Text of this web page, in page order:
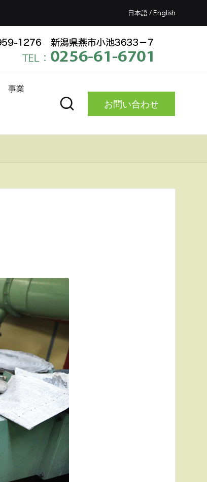
日本語 /English
事業
お問い合わせ